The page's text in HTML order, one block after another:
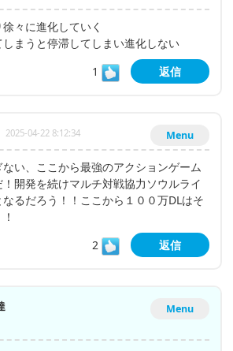
々に進化していく
まうと停滞してしまい進化しない
1
返信
Menu
2025-04-22 8:12:34
い、ここから最強のアクションゲーム
開発を続けマルチ対戦協力ソウルライ
るだろう！！ここから１００万DLはそ
2
返信
Menu